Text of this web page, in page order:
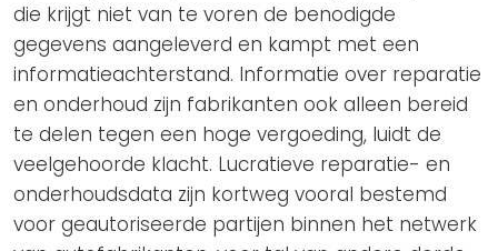
die krijgt niet van te voren de benodigde
gegevens aangeleverd en kampt met een
informatieachterstand. Informatie over reparatie
en onderhoud zijn fabrikanten ook alleen bereid
te delen tegen een hoge vergoeding, luidt de
veelgehoorde klacht. Lucratieve reparatie- en
onderhoudsdata zijn kortweg vooral bestemd
voor geautoriseerde partijen binnen het netwerk